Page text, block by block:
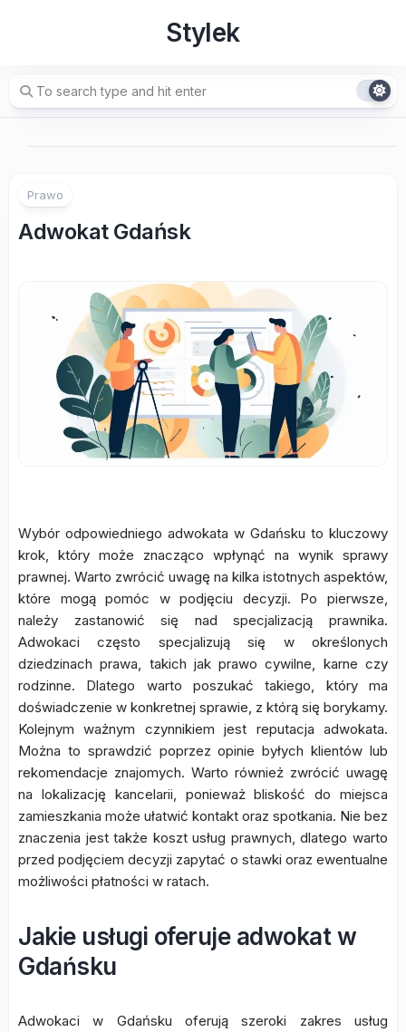
Stylek
Prawo
Adwokat Gdańsk
Wybór odpowiedniego adwokata w Gdańsku to kluczowy
krok, który może znacząco wpłynąć na wynik sprawy
prawnej. Warto zwrócić uwagę na kilka istotnych aspektów,
które mogą pomóc w podjęciu decyzji. Po pierwsze,
należy zastanowić się nad specjalizacją prawnika.
Adwokaci często specjalizują się w określonych
dziedzinach prawa, takich jak prawo cywilne, karne czy
rodzinne. Dlatego warto poszukać takiego, który ma
doświadczenie w konkretnej sprawie, z którą się borykamy.
Kolejnym ważnym czynnikiem jest reputacja adwokata.
Można to sprawdzić poprzez opinie byłych klientów lub
rekomendacje znajomych. Warto również zwrócić uwagę
na lokalizację kancelarii, ponieważ bliskość do miejsca
zamieszkania może ułatwić kontakt oraz spotkania. Nie bez
znaczenia jest także koszt usług prawnych, dlatego warto
przed podjęciem decyzji zapytać o stawki oraz ewentualne
możliwości płatności w ratach.
Jakie usługi oferuje adwokat w
Gdańsku
Adwokaci w Gdańsku oferują szeroki zakres usług